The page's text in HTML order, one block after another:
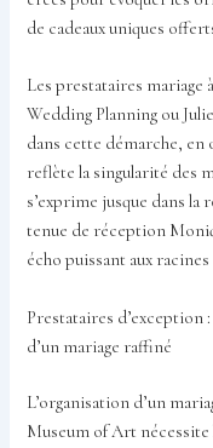
de cadeaux uniques
Les prestataires mariage
Wedding Planning ou
dans cette démarche, en
reflète la singularité des
s’exprime jusque dans la
tenue de réception
écho puissant aux
Prestataires d’exception
d’un mariage raffiné
L’organisation d’un
Museum of Art nécessite